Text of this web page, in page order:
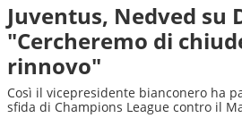
Juventus, Nedved su
"Cercheremo di
rinnovo"
Così il vicepresidente bianconero ha
sfida di Champions League contro il